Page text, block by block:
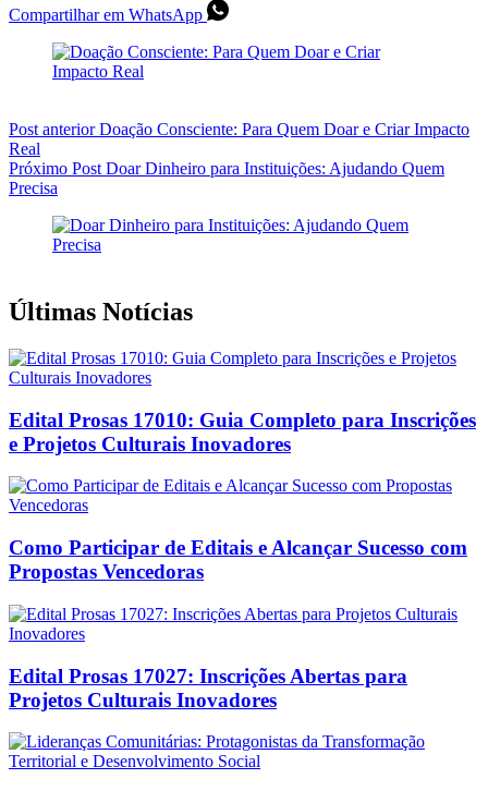
Compartilhar em WhatsApp
Post anteriorDoação Consciente: Para Quem Doar e Criar Impacto
Real
Próximo Post Doar Dinheiro para Instituições: Ajudando Quem
Precisa
Últimas Notícias
Edital Prosas 17010: Guia Completo para Inscrições
e Projetos Culturais Inovadores
Como Participar de Editais e Alcançar Sucesso com
Propostas Vencedoras
Edital Prosas 17027: Inscrições Abertas para
Projetos Culturais Inovadores